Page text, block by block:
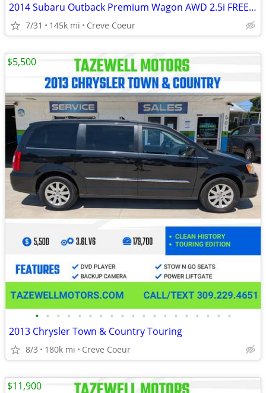
2014 Subaru Outback Premium Wagon AWD 2.5i FREE WARRANTY
7/31 145k mi Creve Coeur
• • • • • • • • • • • • • • • • • • •
2013 Chrysler Town & Country Touring
8/3 180k mi Creve Coeur
$5,500
$11,900